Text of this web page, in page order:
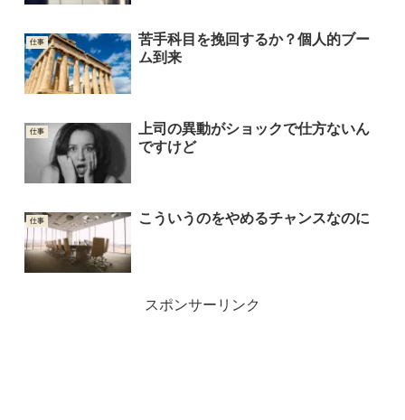
仕事
苦手科目を挽回するか？個人的ブー
ム到来
仕事
上司の異動がショックで仕方ないん
ですけど
仕事 こういうのをやめるチャンスなのに
スポンサーリンク